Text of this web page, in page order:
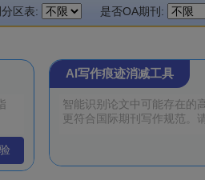
区表: 是否OA期刊:
AI写作痕迹消减工具